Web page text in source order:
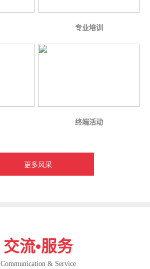
专业培训
终端活动
更多风采
交流•服务
Communication & Service